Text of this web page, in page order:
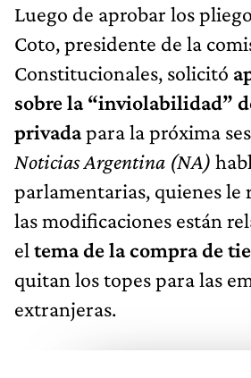
Luego de aprobar los
Coto, presidente de la
Constitucionales, solicitó
sobre la “inviolabilidad”
privadapara la próxima
Noticias Argentina (NA)
parlamentarias, quienes le
las modificaciones están
el tema de la compra de
quitan los topes para las
extranjeras.